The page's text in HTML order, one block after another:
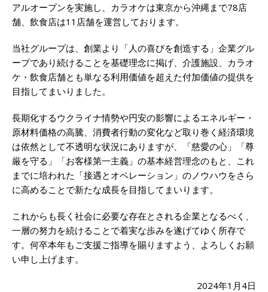
アルオープンを実施し、カラオケは東京から沖縄まで78店
舗、飲食店は11店舗を運営しております。
当社グループは、創業より「人の喜びを創造する」企業グル
ープであり続けることを基礎理念に掲げ、介護施設、カラオ
ケ・飲食店舗とも単なる利用価値を超えた付加価値の提供を
目指してまいりました。
長期化するウクライナ情勢や円安の影響によるエネルギー・
原材料価格の高騰、消費者行動の変化など取り巻く経済環境
は依然として不透明な状況にありますが、「慈愛の心」「尊
厳を守る」「お客様第一主義」の基本経営理念のもと、これ
までに培われた「接遇とオペレーション」のノウハウをさら
に高めることで新たな成長を目指してまいります。
これからも長く社会に必要な存在とされる企業となるべく、
一層の努力を続けることで着実な歩みを遂げてゆく所存で
す。何卒本年もご支援ご指導を賜りますよう、よろしくお願
い申し上げます。
2024年1月4日